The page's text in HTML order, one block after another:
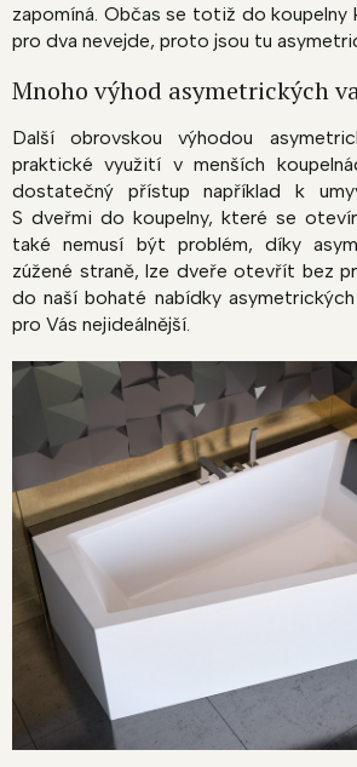
zapomíná. Občas se totiž do koupelny
pro dva nevejde, proto jsou tu
Mnoho výhod asymetrických
Další obrovskou výhodou
praktické využití v menších
dostatečný přístup například k
S dveřmi do koupelny, které se
také nemusí být problém, díky
zúžené straně, lze dveře otevřít bez
do naší bohaté nabídky
pro Vás nejideálnější.